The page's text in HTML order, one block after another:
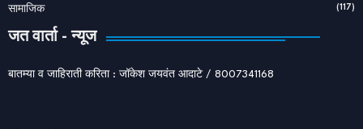
सामाजिक (117)
जत वार्ता - न्यूज
बातम्या व जाहिराती करिता : जॉकेश जयवंत आदाटे / 8007341168